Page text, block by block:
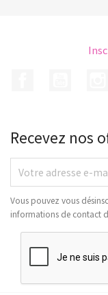
Recevez nos
Vous pouvez vous
informations de contact